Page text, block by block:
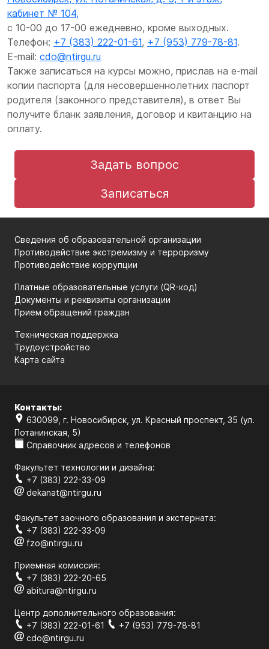
кабинет № 104,
с 10-00 до 17-00 ежедневно, кроме выходных.
Телефон: +7 (383) 222-01-61, +7 (953) 779-78-81.
E-mail: cdo@ntirgu.ru
Также записаться на курсы можно, прислав на e-mail
копии паспорта (для несовершеннолетних паспорт
родителя (законного представителя), в ответ Вы
получите бланк заявления, договор и квитанцию на
оплату.
Задать вопрос
Записаться
Сведения об образовательной организации
Противодействие экстремизму и терроризму
Противодействие коррупции
Платные образовательные услуги (QR-код)
Документы и реквизиты организации
Прием обращений граждан
Техническая поддержка
Трудоустройство
Карта сайта
Контакты:
630099, г. Новосибирск, ул. Красный проспект, 35 (ул.
Потанинская, 5)
Справочник адресов и телефонов
Факультет технологии и дизайна:
+7 (383) 222-33-09
dekanat@ntirgu.ru
Факультет заочного образования и экстерната:
+7 (383) 222-33-09
fzo@ntirgu.ru
Приемная комиссия:
+7 (383) 222-20-65
abitura@ntirgu.ru
Центр дополнительного образования:
+7 (383) 222-01-61
+7 (953) 779-78-81
cdo@ntirgu.ru